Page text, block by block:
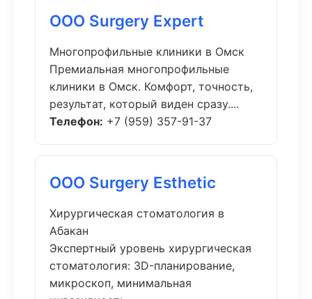
ООО Surgery Expert
Многопрофильные клиники в Омск
Премиальная многопрофильные
клиники в Омск. Комфорт, точность,
результат, который виден сразу....
Телефон: +7 (959) 357-91-37
ООО Surgery Esthetic
Хирургическая стоматология в
Абакан
Экспертный уровень хирургическая
стоматология: 3D-планирование,
микроскоп, минимальная